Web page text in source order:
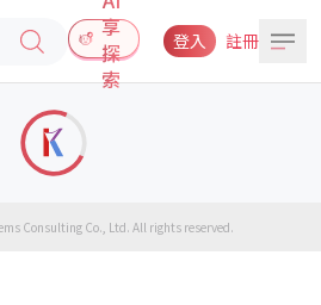
享
探
索
登入 註冊
Consulting Co., Ltd. All rights reserved.